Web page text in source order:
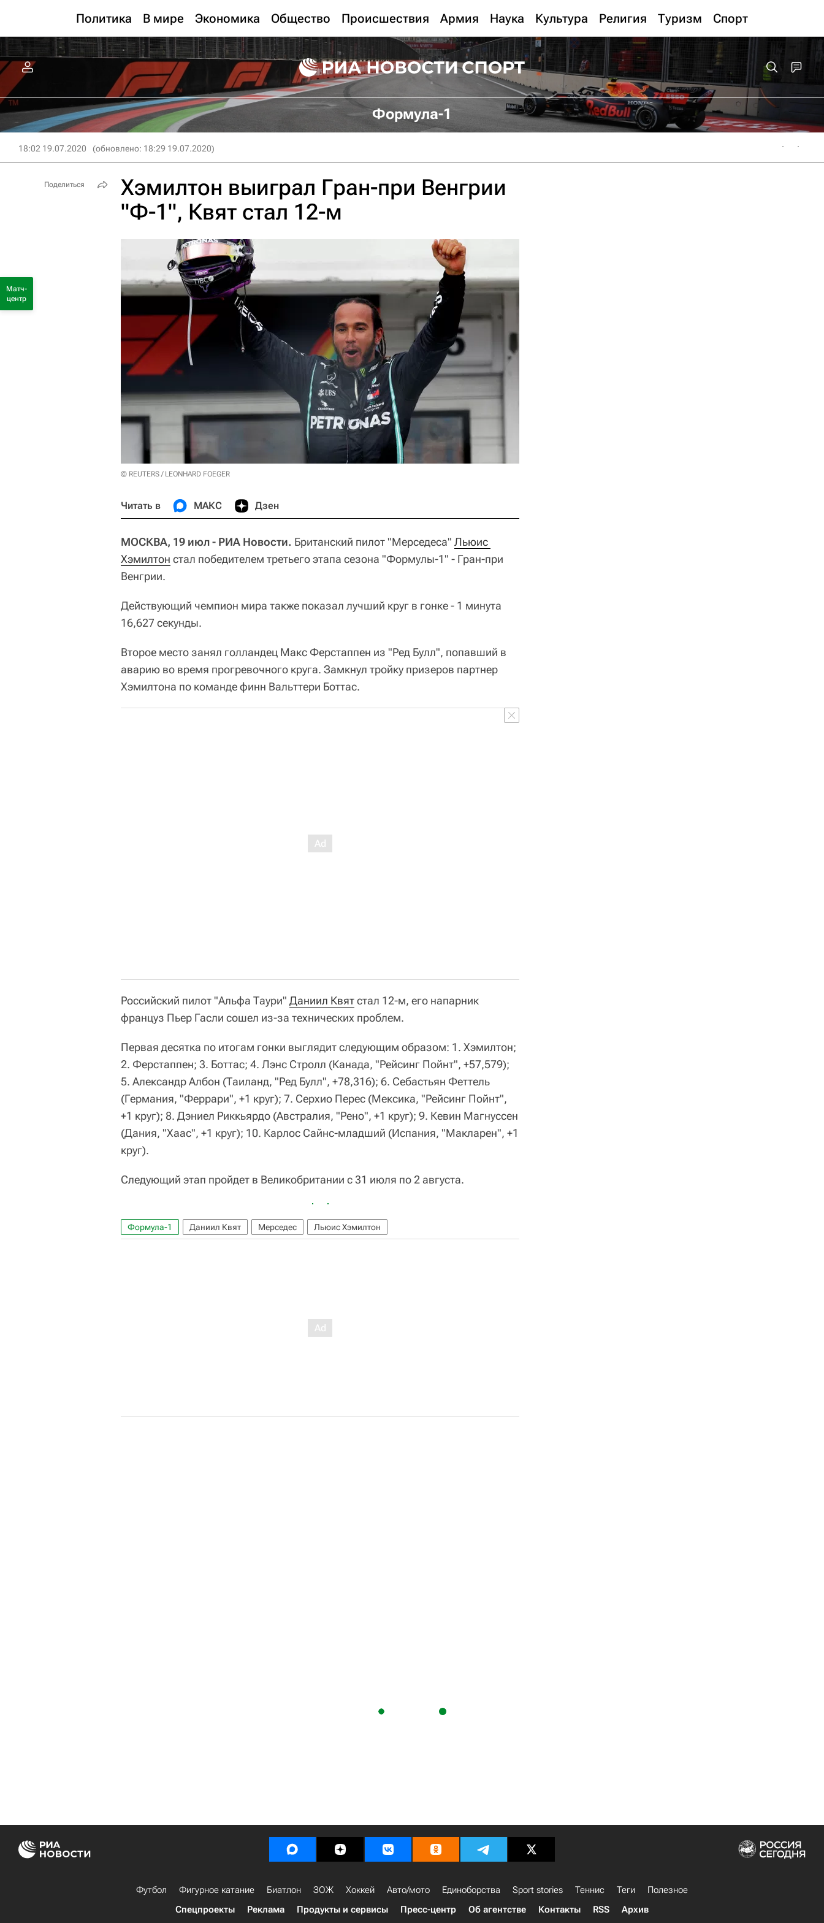
Политика В мире Экономика Общество Происшествия Армия Наука Культура Религия Туризм Спорт
Формула-1
18:02 19.07.2020 (обновлено: 18:29 19.07.2020)
Хэмилтон выиграл Гран-при Венгрии
"Ф-1", Квят стал 12-м
© REUTERS / LEONHARD FOEGER
Читать в МАКС Дзен
МОСКВА, 19 июл - РИА Новости. Британский пилот "Мерседеса" Льюис
Хэмилтон стал победителем третьего этапа сезона "Формулы-1" - Гран-при
Венгрии.
Действующий чемпион мира также показал лучший круг в гонке - 1 минута
16,627 секунды.
Второе место занял голландец Макс Ферстаппен из "Ред Булл", попавший в
аварию во время прогревочного круга. Замкнул тройку призеров партнер
Хэмилтона по команде финн Вальттери Боттас.
Российский пилот "Альфа Таури" Даниил Квятстал 12-м, его напарник
француз Пьер Гасли сошел из-за технических проблем.
Первая десятка по итогам гонки выглядит следующим образом: 1. Хэмилтон;
2. Ферстаппен; 3. Боттас; 4. Лэнс Стролл (Канада, "Рейсинг Пойнт", +57,579);
5. Александр Албон (Таиланд, "Ред Булл", +78,316); 6. Себастьян Феттель
(Германия, "Феррари", +1 круг); 7. Серхио Перес (Мексика, "Рейсинг Пойнт",
+1 круг); 8. Дэниел Риккьярдо (Австралия, "Рено", +1 круг); 9. Кевин Магнуссен
(Дания, "Хаас", +1 круг); 10. Карлос Сайнс-младший (Испания, "Макларен", +1
круг).
Следующий этап пройдет в Великобритании с 31 июля по 2 августа.
Формула-1 Даниил Квят Мерседес Льюис Хэмилтон
Поделиться
Матч-
центр
Футбол Фигурное катание Биатлон ЗОЖ Хоккей Авто/мото Единоборства Sport stories Теннис Теги
Полезное
Спецпроекты
Реклама Продукты и сервисы Пресс-центр Об агентстве Контакты RSS Архив